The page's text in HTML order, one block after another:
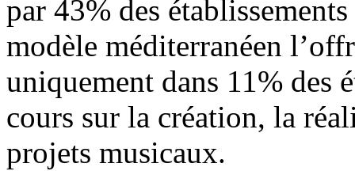
par 43% des
modèle méditerranéen
uniquement dans 11% des
cours sur la création, la
projets musicaux.